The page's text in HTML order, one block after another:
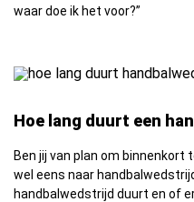
waar doe ik het voor?”
Hoe lang duurt een
Ben jij van plan om binnenkort
wel eens naar
handbalwedstrijd duurt en of